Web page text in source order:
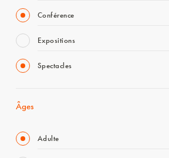
Conférence
Expositions
Spectacles
Âges
Adulte